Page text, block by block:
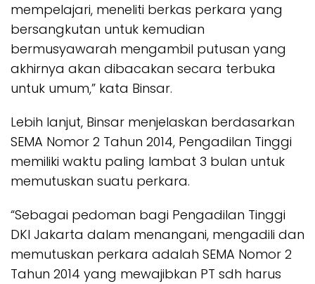
mempelajari, meneliti berkas perkara yang
bersangkutan untuk kemudian
bermusyawarah mengambil putusan yang
akhirnya akan dibacakan secara terbuka
untuk umum,” kata Binsar.
Lebih lanjut, Binsar menjelaskan berdasarkan
SEMA Nomor 2 Tahun 2014, Pengadilan Tinggi
memiliki waktu paling lambat 3 bulan untuk
memutuskan suatu perkara.
“Sebagai pedoman bagi Pengadilan Tinggi
DKI Jakarta dalam menangani, mengadili dan
memutuskan perkara adalah SEMA Nomor 2
Tahun 2014 yang mewajibkan PT sdh harus